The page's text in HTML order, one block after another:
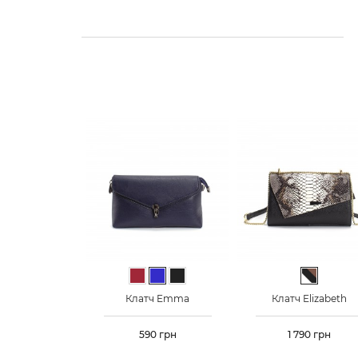
Клатч Emma
Ціна
590 грн
Чорно-
Клатч Elizabeth
Ціна
1 790 грн